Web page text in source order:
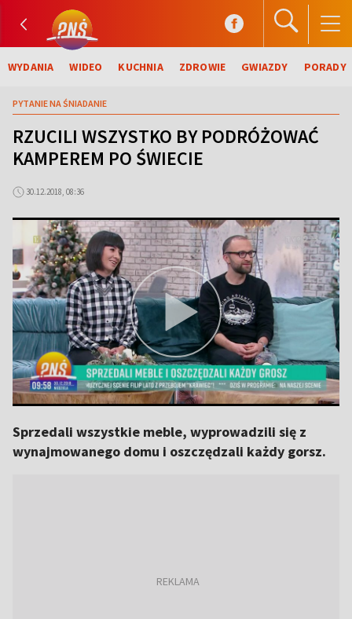
WYDANIA WIDEO KUCHNIA ZDROWIE GWIAZDY PORADY
PYTANIE NA ŚNIADANIE
RZUCILI WSZYSTKO BY PODRÓŻOWAĆ
KAMPEREM PO ŚWIECIE
30.12.2018, 08:36
Sprzedali wszystkie meble, wyprowadzili się z
wynajmowanego domu i oszczędzali każdy gorsz.